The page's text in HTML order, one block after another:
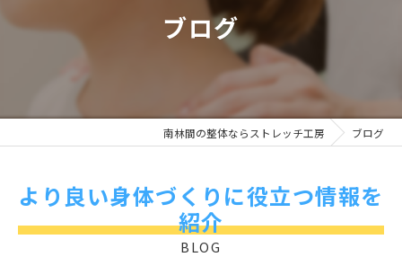
ブログ
南林間の整体ならストレッチ工房 ブログ
より良い身体づくりに役立つ情報を
紹介
BLOG